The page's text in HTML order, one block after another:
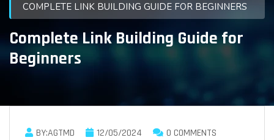
COMPLETE LINK BUILDING GUIDE FOR BEGINNERS
Complete Link Building Guide for
Beginners
BY:AGTMD 12/05/2024 0 COMMENTS